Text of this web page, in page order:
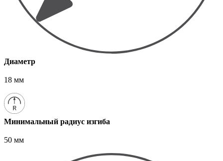
Диаметр
18 мм
Минимальный радиус изгиба
50 мм